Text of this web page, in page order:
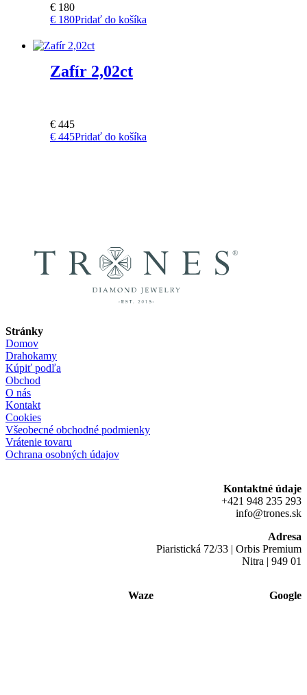
€ 180
€ 180Pridať do košíka
Zafír 2,02ct
€ 445
€ 445Pridať do košíka
Stránky
Domov
Drahokamy
Kúpiť podľa
Obchod
O nás
Kontakt
Cookies
Všeobecné obchodné podmienky
Vrátenie tovaru
Ochrana osobných údajov
Kontaktné údaje
+421 948 235 293
info@trones.sk
Adresa
Piaristická 72/33 | Orbis Premium
Nitra | 949 01
Waze Google